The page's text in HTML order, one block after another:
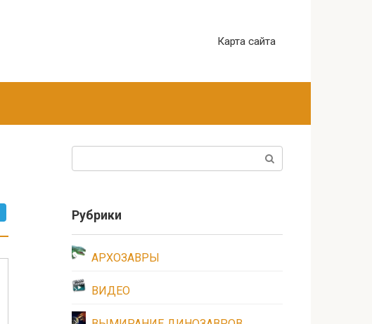
Карта сайта
Рубрики
АРХОЗАВРЫ
ВИДЕО